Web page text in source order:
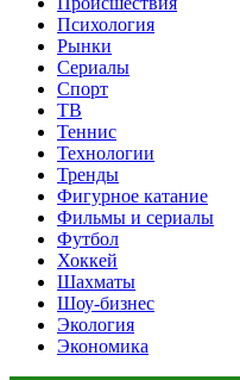
Психология
Рынки
Сериалы
Спорт
ТВ
Теннис
Технологии
Тренды
Фигурное катание
Фильмы и сериалы
Футбол
Хоккей
Шахматы
Шоу-бизнес
Экология
Экономика